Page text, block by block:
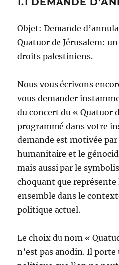
1.1 DEMANDE
Objet: Demande
Quatuor de Jérusalem:
droits palestiniens.
Nous vous écrivons
vous demander
du concert du « Quatuor
programmé dans votre
demande est motivée
humanitaire et le
mais aussi par le
choquant que représente
ensemble dans le
politique actuel.
Le choix du nom «
n’est pas anodin. Il porte